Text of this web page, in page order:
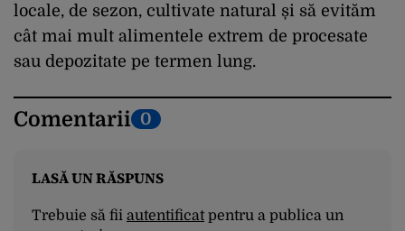
locale, de sezon, cultivate natural și să evităm
cât mai mult alimentele extrem de procesate
sau depozitate pe termen lung.
Comentarii 0
LASĂ UN RĂSPUNS
Trebuie să fii autentificatpentru a publica un